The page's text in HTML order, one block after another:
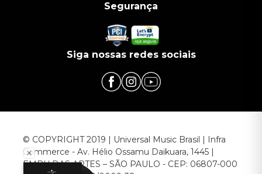
Segurança
Siga nossas redes sociais
© COPYRIGHT 2019 | Universal Music Brasil | Infra
Commerce - Av. Hélio Ossamu Daikuara, 1445 |
EMBU DAS ARTES – SÃO PAULO - CEP: 06807-000